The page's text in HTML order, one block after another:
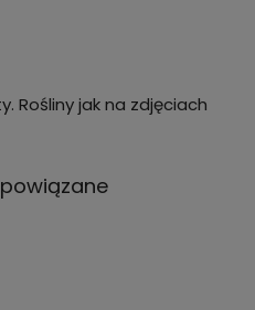
Rośliny jak na zdjęciach